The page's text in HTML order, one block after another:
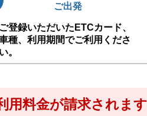
ご出発
登録いただいたETCカード、
種、利用期間でご利用くださ
。
用料金が請求されます